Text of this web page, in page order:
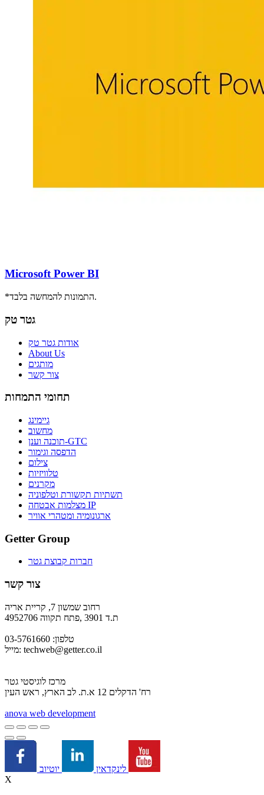
Microsoft Power BI
*התמונות להמחשה בלבד.
גטר טק
אודות גטר טק
About Us
מותגים
צור קשר
תחומי התמחות
גיימינג
מחשוב
תוכנה וענן-GTC
הדפסה וגימור
צילום
טלוויזיות
מקרנים
תשתיות תקשורת וטלפוניה
מצלמות אבטחה IP
ארגונומיה ומטהרי אוויר
Getter Group
חברות קבוצת גטר
צור קשר
רחוב שמשון 7, קריית אריה
ת.ד 3901 ,פתח תקווה 4952706
טלפון: 03-5761660
מייל: techweb@getter.co.il
מרכז לוגיסטי גטר
רח' הדקלים 12 א.ת. לב הארץ, ראש העין
anova web development
לינקדאין
X